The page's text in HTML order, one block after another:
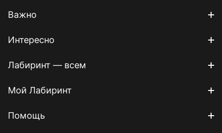
Важно
Интересно
Лабиринт — всем
Мой Лабиринт
Помощь